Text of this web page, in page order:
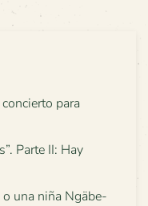
para
Parte II: Hay
una niña Ngäbe-